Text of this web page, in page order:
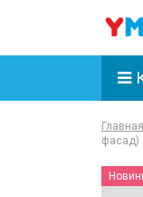
Главная
фасад)